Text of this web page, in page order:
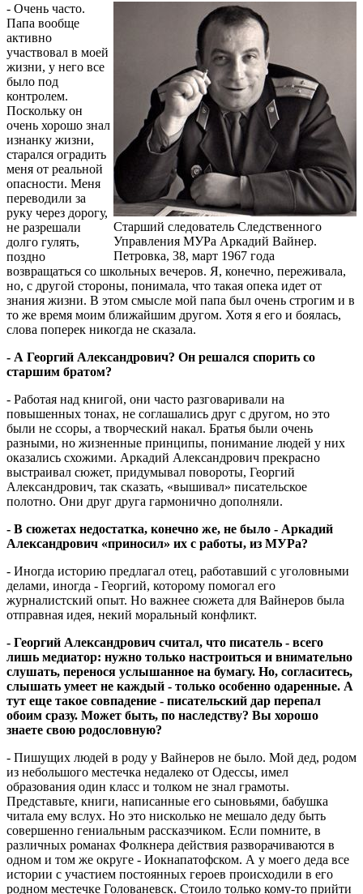
Старший следователь Следственного
Управления МУРа Аркадий Вайнер.
Петровка, 38, март 1967 года
- Очень часто.
Папа вообще
активно
участвовал в моей
жизни, у него все
было под
контролем.
Поскольку он
очень хорошо знал
изнанку жизни,
старался оградить
меня от реальной
опасности. Меня
переводили за
руку через дорогу,
не разрешали
долго гулять,
поздно
возвращаться со школьных вечеров. Я, конечно, переживала,
но, с другой стороны, понимала, что такая опека идет от
знания жизни. В этом смысле мой папа был очень строгим и в
то же время моим ближайшим другом. Хотя я его и боялась,
слова поперек никогда не сказала.
- А Георгий Александрович? Он решался спорить со
старшим братом?
- Работая над книгой, они часто разговаривали на
повышенных тонах, не соглашались друг с другом, но это
были не ссоры, а творческий накал. Братья были очень
разными, но жизненные принципы, понимание людей у них
оказались схожими. Аркадий Александрович прекрасно
выстраивал сюжет, придумывал повороты, Георгий
Александрович, так сказать, «вышивал» писательское
полотно. Они друг друга гармонично дополняли.
- В сюжетах недостатка, конечно же, не было - Аркадий
Александрович «приносил» их с работы, из МУРа?
- Иногда историю предлагал отец, работавший с уголовными
делами, иногда - Георгий, которому помогал его
журналистский опыт. Но важнее сюжета для Вайнеров была
отправная идея, некий моральный конфликт.
- Георгий Александрович считал, что писатель - всего
лишь медиатор: нужно только настроиться и внимательно
слушать, перенося услышанное на бумагу. Но, согласитесь,
слышать умеет не каждый - только особенно одаренные. А
тут еще такое совпадение - писательский дар перепал
обоим сразу. Может быть, по наследству? Вы хорошо
знаете свою родословную?
- Пишущих людей в роду у Вайнеров не было. Мой дед, родом
из небольшого местечка недалеко от Одессы, имел
образования один класс и толком не знал грамоты.
Представьте, книги, написанные его сыновьями, бабушка
читала ему вслух. Но это нисколько не мешало деду быть
совершенно гениальным рассказчиком. Если помните, в
различных романах Фолкнера действия разворачиваются в
одном и том же округе - Иокнапатофском. А у моего деда все
истории с участием постоянных героев происходили в его
родном местечке Голованевск. Стоило только кому-то прийти